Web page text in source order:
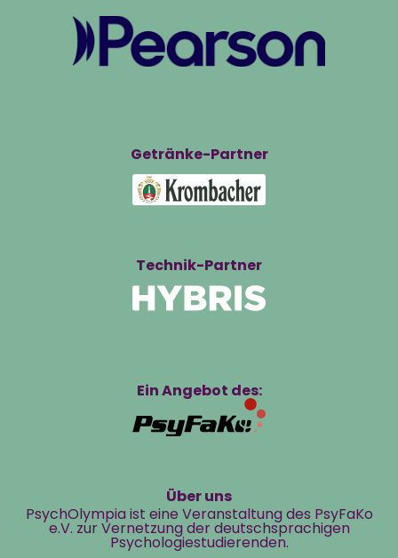
Getränke-Partner
Technik-Partner
Ein Angebot des:
Über uns
PsychOlympia ist eine Veranstaltung des PsyFaKo
e.V. zur Vernetzung der deutschsprachigen
Psychologiestudierenden.